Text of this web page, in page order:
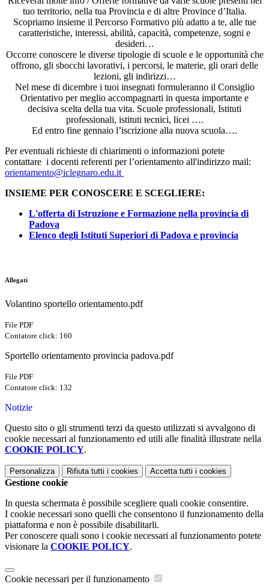
tuo territorio, nella tua Provincia e di altre Province d’Italia.
Scopriamo insieme il Percorso Formativo più adatto a te, alle tue
caratteristiche, interessi, abilità, capacità, competenze, sogni e
desideri…
Occorre conoscere le diverse tipologie di scuole e le opportunità che
offrono, gli sbocchi lavorativi, i percorsi, le materie, gli orari delle
lezioni, gli indirizzi…
Nel mese di dicembre i tuoi insegnati formuleranno il Consiglio
Orientativo per meglio accompagnarti in questa importante e
decisiva scelta della tua vita. Scuole professionali, Istituti
professionali, istituti tecnici, licei ….
Ed entro fine gennaio l’iscrizione alla nuova scuola….
Per eventuali richieste di chiarimenti o informazioni potete
contattare i docenti referenti per l’orientamento all'indirizzo mail:
orientamento@iclegnaro.edu.it
INSIEME PER CONOSCERE E SCEGLIERE:
L'offerta di Istruzione e Formazione nella provincia di
Padova
Elenco degli Istituti Superiori di Padova e provincia
Allegati
Volantino sportello orientamento.pdf
File PDF
Contatore click: 160
Sportello orientamento provincia padova.pdf
File PDF
Contatore click: 132
Notizie
Questo sito o gli strumenti terzi da questo utilizzati si avvalgono di
cookie necessari al funzionamento ed utili alle finalità illustrate nella
COOKIE POLICY.
Personalizza Rifiuta tutti i cookies Accetta tutti i cookies
Gestione cookie
In questa schermata è possibile scegliere quali cookie consentire.
I cookie necessari sono quelli che consentono il funzionamento della
piattaforma e non è possibile disabilitarli.
Per conoscere quali sono i cookie necessari al funzionamento potete
visionare la COOKIE POLICY.
Cookie necessari per il funzionamento